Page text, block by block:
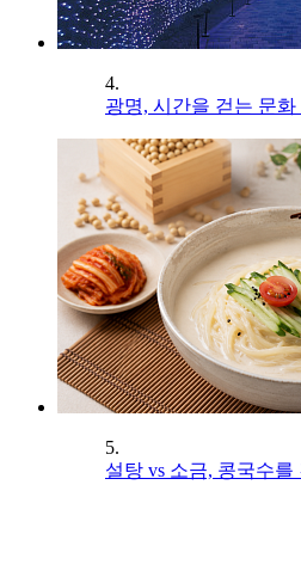
4.
광명, 시간을 걷는 문화
5.
설탕 vs 소금, 콩국수를